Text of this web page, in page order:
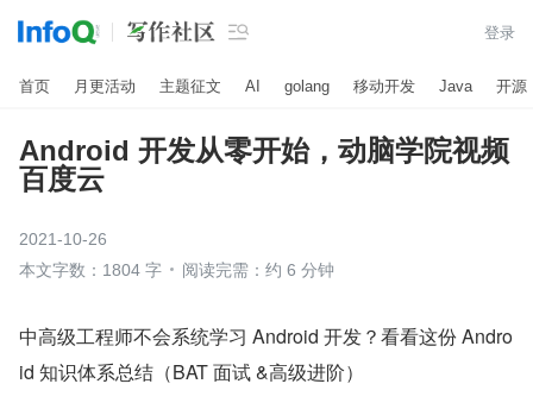
 登录
首页 月更活动 主题征文 AI golang 移动开发 Java 开源
Android 开发从零开始，动脑学院视频
百度云
2021-10-26
本文字数：1804 字
阅读完需：约 6 分钟
中高级工程师不会系统学习 Android 开发？看看这份 Andro
id 知识体系总结（BAT 面试 &高级进阶）